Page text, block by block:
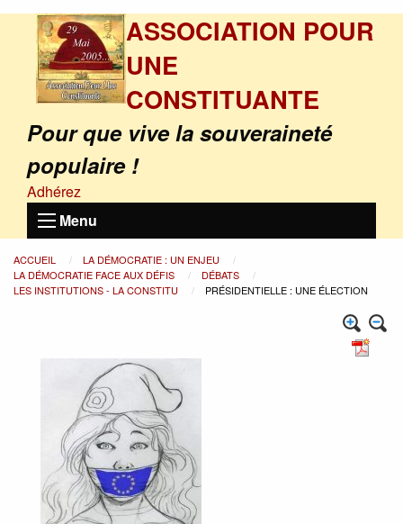
ASSOCIATION POUR
UNE
CONSTITUANTE
Pour que vive la souveraineté
populaire !
Adhérez
Menu
ACCUEIL
LA DÉMOCRATIE : UN ENJEU
LA DÉMOCRATIE FACE AUX DÉFIS
DÉBATS
LES INSTITUTIONS - LA CONSTITU
PRÉSIDENTIELLE : UNE ÉLECTION